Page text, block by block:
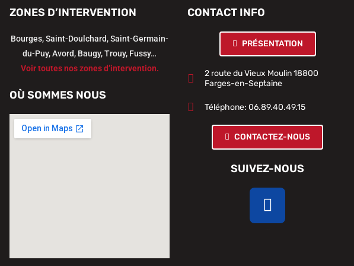
ZONES D’INTERVENTION
Bourges, Saint-Doulchard, Saint-Germain-
du-Puy, Avord, Baugy, Trouy, Fussy…
Voir toutes nos zones d’intervention.
OÙ SOMMES NOUS
CONTACT INFO
PRÉSENTATION
2 route du Vieux Moulin 18800
Farges-en-Septaine
Téléphone: 06.89.40.49.15
CONTACTEZ-NOUS
SUIVEZ-NOUS